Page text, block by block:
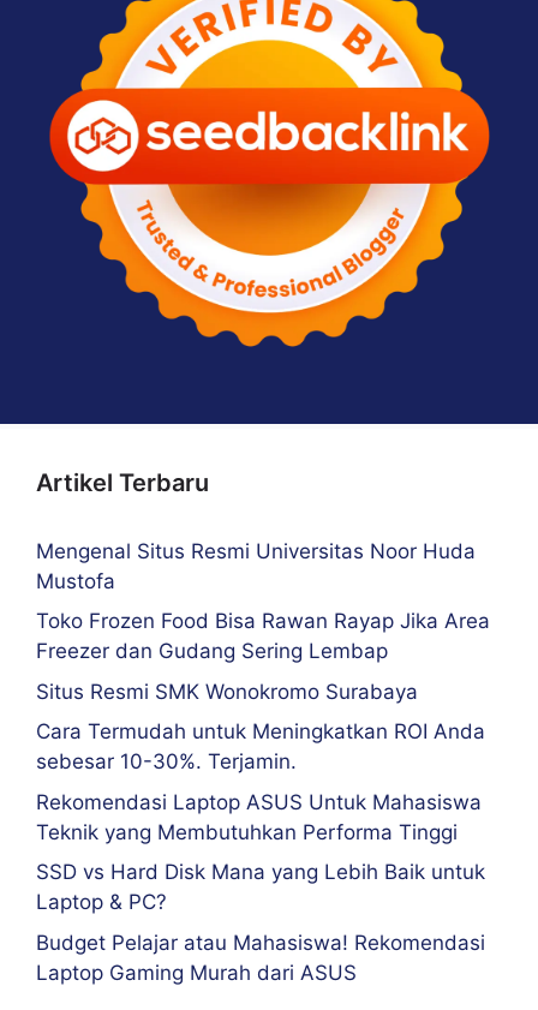
Artikel Terbaru
Mengenal Situs Resmi Universitas Noor Huda
Mustofa
Toko Frozen Food Bisa Rawan Rayap Jika Area
Freezer dan Gudang Sering Lembap
Situs Resmi SMK Wonokromo Surabaya
Cara Termudah untuk Meningkatkan ROI Anda
sebesar 10-30%. Terjamin.
Rekomendasi Laptop ASUS Untuk Mahasiswa
Teknik yang Membutuhkan Performa Tinggi
SSD vs Hard Disk Mana yang Lebih Baik untuk
Laptop & PC?
Budget Pelajar atau Mahasiswa! Rekomendasi
Laptop Gaming Murah dari ASUS